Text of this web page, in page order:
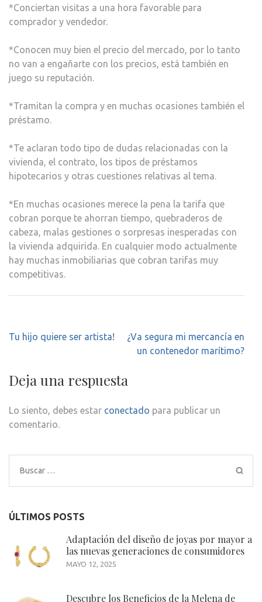
*Conciertan visitas a una hora favorable para
comprador y vendedor.
*Conocen muy bien el precio del mercado, por lo tanto
no van a engañarte con los precios, está también en
juego su reputación.
*Tramitan la compra y en muchas ocasiones también el
préstamo.
*Te aclaran todo tipo de dudas relacionadas con la
vivienda, el contrato, los tipos de préstamos
hipotecarios y otras cuestiones relativas al tema.
*En muchas ocasiones merece la pena la tarifa que
cobran porque te ahorran tiempo, quebraderos de
cabeza, malas gestiones o sorpresas inesperadas con
la vivienda adquirida. En cualquier modo actualmente
hay muchas inmobiliarias que cobran tarifas muy
competitivas.
Navegación
Tu hijo quiere ser artista!
¿Va segura mi mercancía en
un contenedor marítimo?
Deja una respuesta
Lo siento, debes estar conectado para publicar un
comentario.
Buscar:
ÚLTIMOS POSTS
Adaptación del diseño de joyas por mayor a
las nuevas generaciones de consumidores
MAYO 12, 2025
Descubre los Beneficios de la Melena de